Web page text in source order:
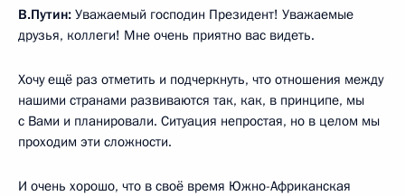
В.Путин: Уважаемый господин Президент! Уважаемые
друзья, коллеги! Мне очень приятно вас видеть.
Хочу ещё раз отметить и подчеркнуть, что отношения между
нашими странами развиваются так, как, в принципе, мы
с Вами и планировали. Ситуация непростая, но в целом мы
проходим эти сложности.
И очень хорошо, что в своё время Южно-Африканская